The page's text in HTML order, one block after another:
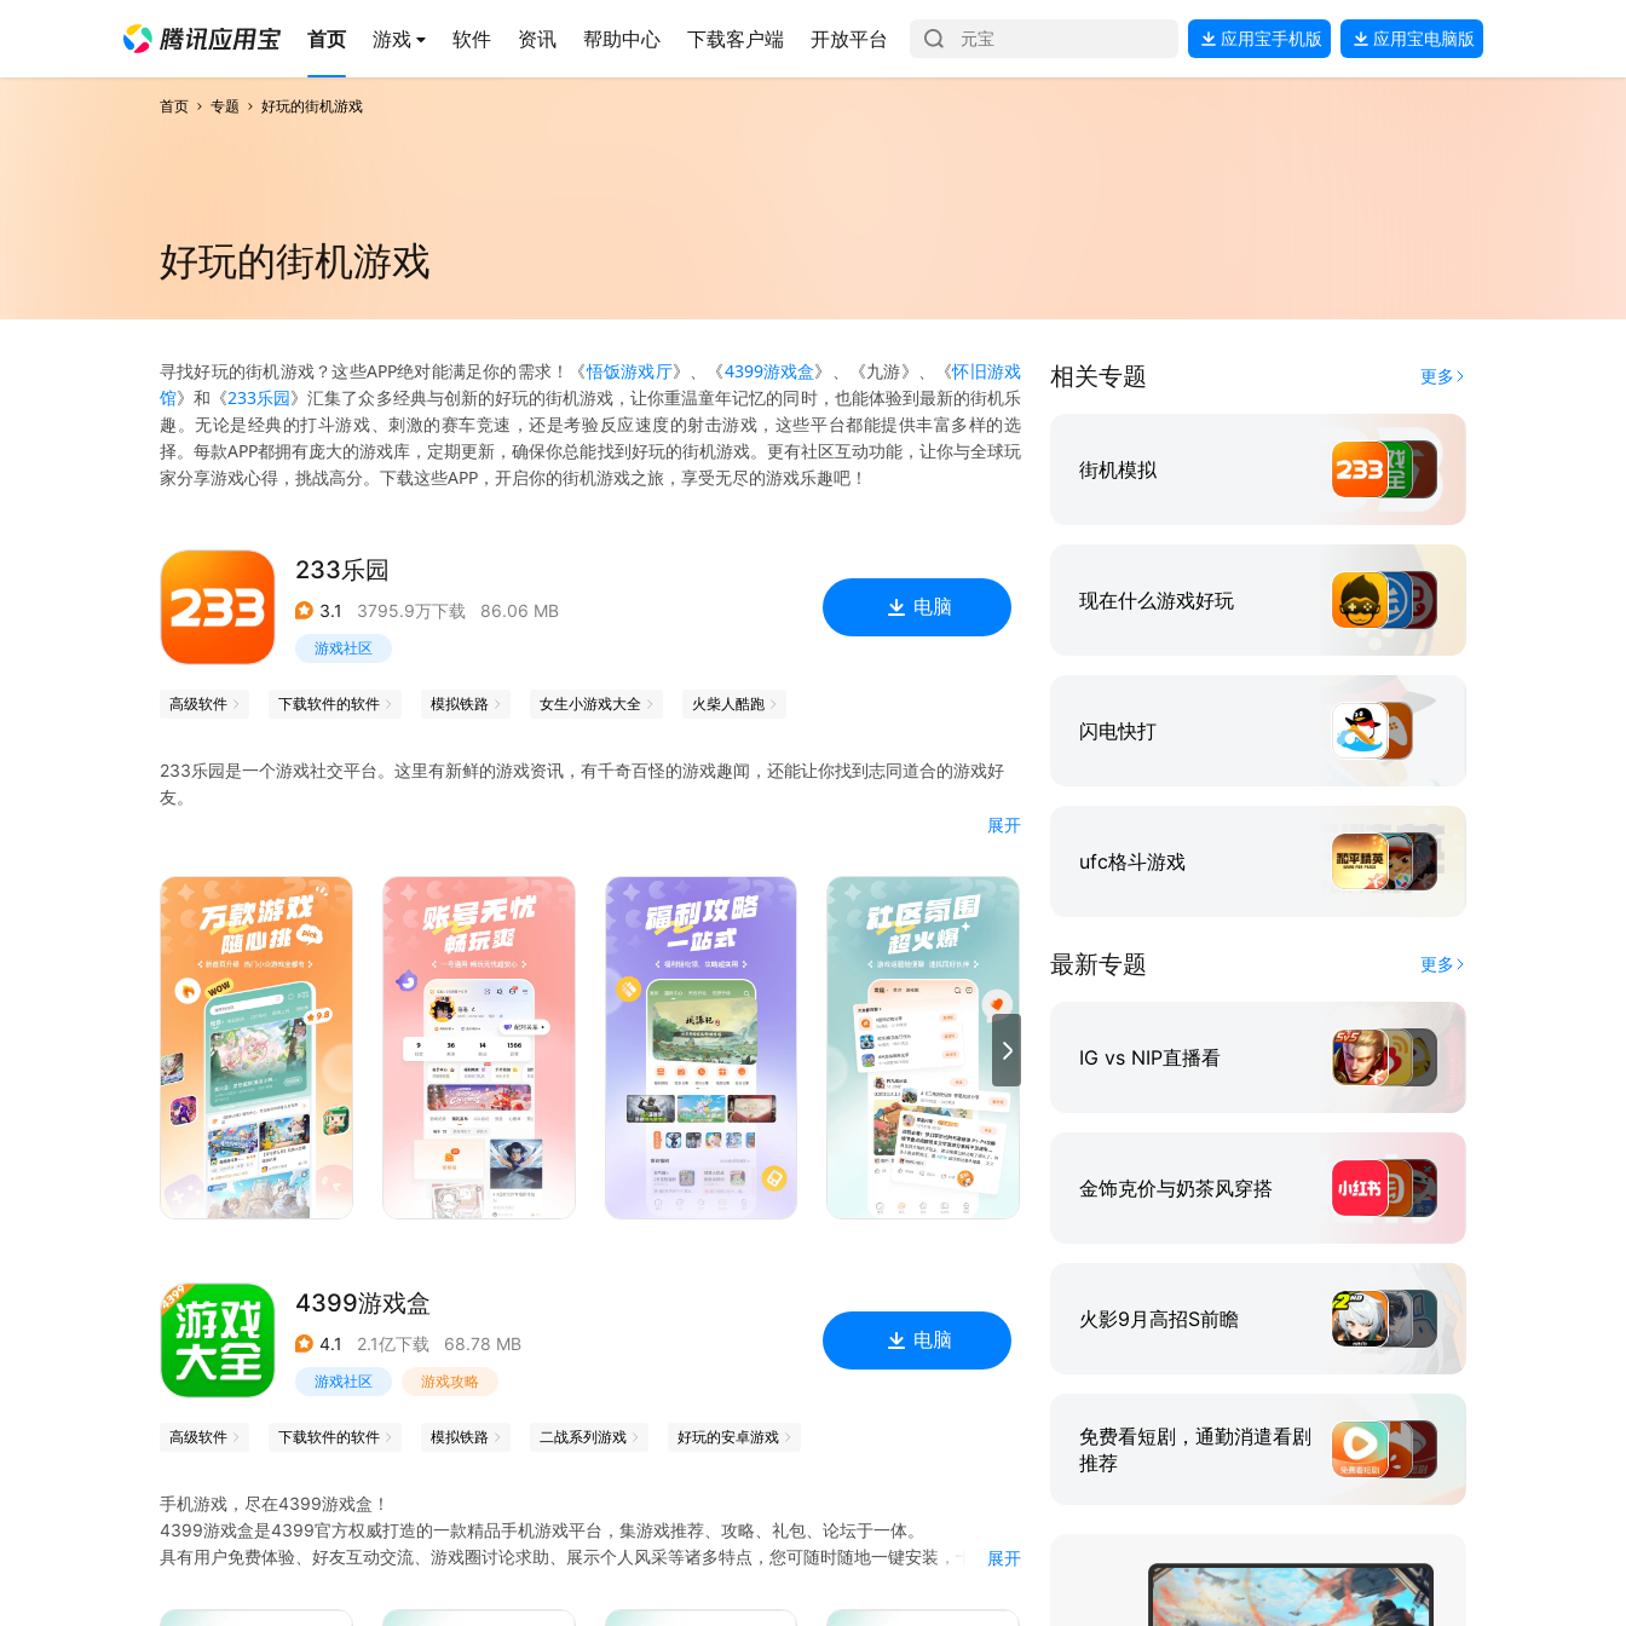
首页 游戏 软件 资讯 帮助中心 下载客户端 开放平台 应用宝手机版 应用宝电脑版
首页 专题 好玩的街机游戏
好玩的街机游戏
寻找好玩的街机游戏？这些APP绝对能满足你的需求！《悟饭游戏厅》、《4399游戏盒》、《九游》、《怀旧游戏
馆》和《233乐园》汇集了众多经典与创新的好玩的街机游戏，让你重温童年记忆的同时，也能体验到最新的街机乐
趣。无论是经典的打斗游戏、刺激的赛车竞速，还是考验反应速度的射击游戏，这些平台都能提供丰富多样的选
择。每款APP都拥有庞大的游戏库，定期更新，确保你总能找到好玩的街机游戏。更有社区互动功能，让你与全球玩
家分享游戏心得，挑战高分。下载这些APP，开启你的街机游戏之旅，享受无尽的游戏乐趣吧！
233乐园
3.1 3795.9万下载 86.06 MB
游戏社区
电脑
高级软件 下载软件的软件 模拟铁路 女生小游戏大全 火柴人酷跑
233乐园是一个游戏社交平台。这里有新鲜的游戏资讯，有千奇百怪的游戏趣闻，还能让你找到志同道合的游戏好
友。
好玩又有趣的游戏社区，发现你喜欢的那一款。
【社区交友】
交流游戏中的有趣瞬间，寻找志同道合的游戏好友。
展开
4399游戏盒
4.1 2.1亿下载 68.78 MB
游戏社区 游戏攻略
电脑
高级软件 下载软件的软件 模拟铁路 二战系列游戏 好玩的安卓游戏
手机游戏，尽在4399游戏盒！
4399游戏盒是4399官方权威打造的一款精品手机游戏平台，集游戏推荐、攻略、礼包、论坛于一体。
具有用户免费体验、好友互动交流、游戏圈讨论求助、展示个人风采等诸多特点，您可随时随地一键安装，十万海
中，百玩不厌！
展开
相关专题 更多
街机模拟
现在什么游戏好玩
闪电快打
ufc格斗游戏
最新专题 更多
IG vs NIP直播看
金饰克价与奶茶风穿搭
火影9月高招S前瞻
免费看短剧，通勤消遣看剧
推荐